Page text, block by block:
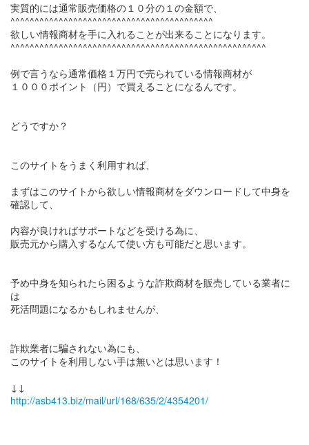
実質的には通常販売価格の１０分の１の金額で、
^^^^^^^^^^^^^^^^^^^^^^^^^^^^^^^^^^^^^^^^^^
欲しい情報商材を手に入れることが出来ることになります。
^^^^^^^^^^^^^^^^^^^^^^^^^^^^^^^^^^^^^^^^^^^^^^^^^^^^^
例で言うなら通常価格１万円で売られている情報商材が
１０００ポイント（円）で買えることになるんです。
どうですか？
このサイトをうまく利用すれば、
まずはこのサイトから欲しい情報商材をダウンロードして中身を
確認して、
内容が良ければサポートなどを受ける為に、
販売元から購入するなんて使い方も可能だと思います。
予め中身を知られたら困るような詐欺商材を販売している業者に
は
死活問題になるかもしれませんが、
詐欺業者に騙されない為にも、
このサイトを利用しない手は無いとは思います！
http://asb413.biz/mail/url/168/635/2/4354201/